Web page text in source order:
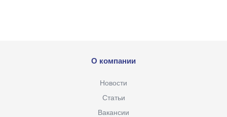
О компании
Новости
Статьи
Вакансии